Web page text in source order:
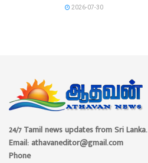
2026-07-30
24/7 Tamil news updates from Sri Lanka.
Email: athavaneditor@gmail.com
Phone